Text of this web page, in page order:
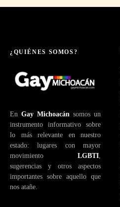
¿QUIÉNES SOMOS?
En Gay Michoacán somos un
instrumento informativo sobre
lo más relevante en nuestro
estado: lugares con mayor
movimiento LGBTI
sugerencias y otros aspectos
importantes sobre aquello que
nos atañe.